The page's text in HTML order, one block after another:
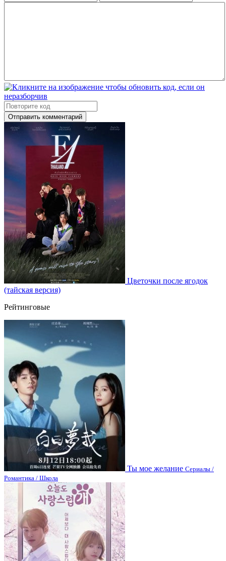
Отправить комментарий
Цветочки после ягодок
(тайская версия)
Рейтинговые
Ты мое желание Сериалы /
Романтика / Школа